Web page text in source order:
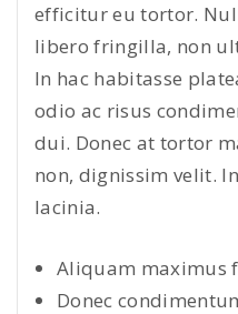
efficitur eu tortor.
libero fringilla, non
In hac habitasse
odio ac risus
dui. Donec at tortor
non, dignissim velit.
lacinia.
Aliquam maximus
Donec